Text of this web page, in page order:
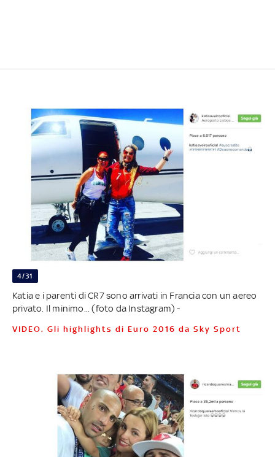
4/31
Katia e i parenti di CR7 sono arrivati in Francia con un aereo
privato. Il minimo... (foto da Instagram) -
VIDEO. Gli highlights di Euro 2016 da Sky Sport